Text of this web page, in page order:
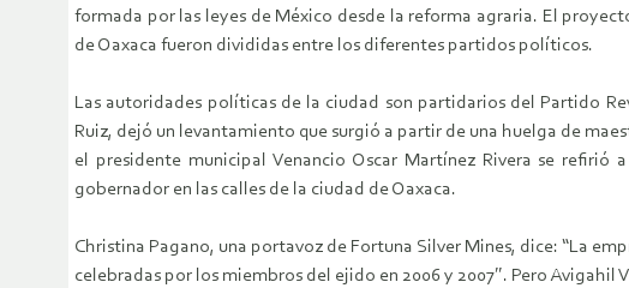
formada por las leyes de México desde la reforma agraria. El
de Oaxaca fueron divididas entre los diferentes partidos políticos.
Las autoridades políticas de la ciudad son partidarios del Partido
Ruiz, dejó un levantamiento que surgió a partir de una huelga de
el presidente municipal Venancio Oscar Martínez Rivera se
gobernador en las calles de la ciudad de Oaxaca.
Christina Pagano, una portavoz de Fortuna Silver Mines, dice: “La
celebradas por los miembros del ejido en 2006 y 2007″. Pero